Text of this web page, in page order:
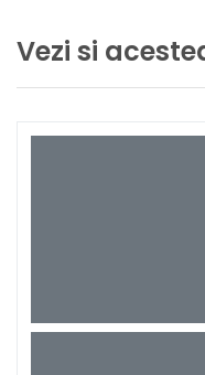
1 buc Turbo slefuire
1 mâner SoftVib
Vezi si